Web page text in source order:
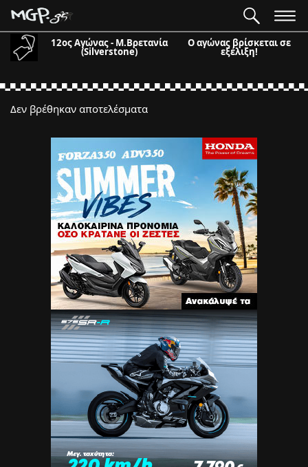
12ος Αγώνας - Μ.Βρετανία
(Silverstone)
Ο αγώνας βρίσκεται σε
εξέλιξη!
Δεν βρέθηκαν αποτελέσματα